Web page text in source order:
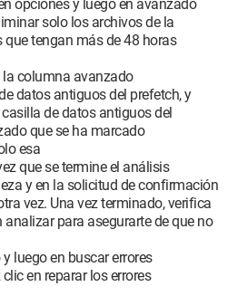
opciones y luego en avanzado
solo los archivos de la
tengan más de 48 horas
columna avanzado
datos antiguos del prefetch, y
de datos antiguos del
que se ha marcado
esa
que se termine el análisis
y en la solicitud de confirmación
vez. Una vez terminado, verifica
para asegurarte de que no
luego en buscar errores
en reparar los errores